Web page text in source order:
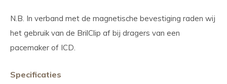
N.B. In verband met de magnetische bevestiging raden wij
het gebruik van de BrilClip af bij dragers van een
pacemaker of ICD.
Specificaties